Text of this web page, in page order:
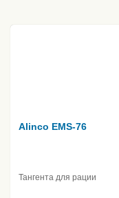
Alinco EMS-76
Тангента для рации